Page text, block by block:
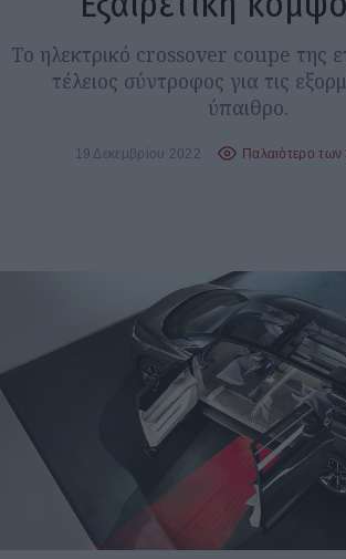
Το ηλεκτρικό crossover coupe της
τέλειος σύντροφος για τις
ύπαιθρο.
19 Δεκεμβρίου 2022 Παλαιότερο